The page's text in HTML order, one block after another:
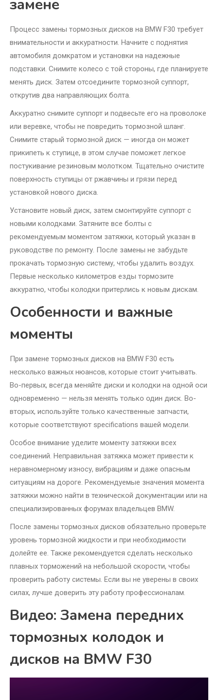
замене
Процесс замены тормозных дисков на BMW F30 требует
внимательности и аккуратности. Начните с поднятия
автомобиля домкратом и установки на надежные
подставки. Снимите колесо с той стороны, где планируете
менять диск. Затем отсоедините тормозной суппорт,
открутив два направляющих болта.
Аккуратно снимите суппорт и подвесьте его на проволоке
или веревке, чтобы не повредить тормозной шланг.
Снимите старый тормозной диск — иногда он может
прикипеть к ступице, в этом случае поможет легкое
постукивание резиновым молотком. Тщательно очистите
поверхность ступицы от ржавчины и грязи перед
установкой нового диска.
Установите новый диск, затем смонтируйте суппорт с
новыми колодками. Затяните все болты с
рекомендуемым моментом затяжки, который указан в
руководстве по ремонту. После замены не забудьте
прокачать тормозную систему, чтобы удалить воздух.
Первые несколько километров езды тормозите
аккуратно, чтобы колодки притерлись к новым дискам.
Особенности и важные
моменты
При замене тормозных дисков на BMW F30 есть
несколько важных нюансов, которые стоит учитывать.
Во-первых, всегда меняйте диски и колодки на одной оси
одновременно — нельзя менять только один диск. Во-
вторых, используйте только качественные запчасти,
которые соответствуют specifications вашей модели.
Особое внимание уделите моменту затяжки всех
соединений. Неправильная затяжка может привести к
неравномерному износу, вибрациям и даже опасным
ситуациям на дороге. Рекомендуемые значения момента
затяжки можно найти в технической документации или на
специализированных форумах владельцев BMW.
После замены тормозных дисков обязательно проверьте
уровень тормозной жидкости и при необходимости
долейте ее. Также рекомендуется сделать несколько
плавных торможений на небольшой скорости, чтобы
проверить работу системы. Если вы не уверены в своих
силах, лучше доверить эту работу профессионалам.
Видео: Замена передних
тормозных колодок и
дисков на BMW F30